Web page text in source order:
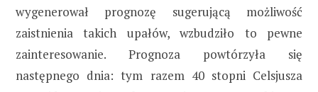
wygenerował prognozę sugerującą możliwość
zaistnienia takich upałów, wzbudziło to pewne
zainteresowanie. Prognoza powtórzyła się
następnego dnia: tym razem 40 stopni Celsjusza